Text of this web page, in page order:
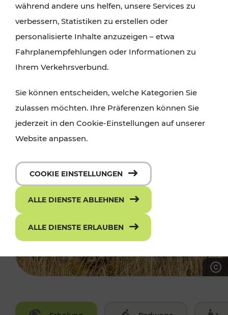
Angeboten des VOR gut und schnell erreichbar.
während andere uns helfen, unsere Services zu
verbessern, Statistiken zu erstellen oder
personalisierte Inhalte anzuzeigen – etwa
Fahrplanempfehlungen oder Informationen zu
Ihrem Verkehrsverbund.
Sie können entscheiden, welche Kategorien Sie
zulassen möchten. Ihre Präferenzen können Sie
jederzeit in den Cookie-Einstellungen auf unserer
Website anpassen.
COOKIE EINSTELLUNGEN
ALLE DIENSTE ABLEHNEN
ALLE DIENSTE ERLAUBEN